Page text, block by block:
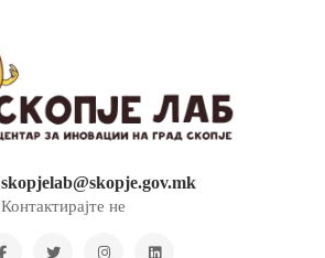
skopjelab@skopje.gov.mk
Контактирајте не